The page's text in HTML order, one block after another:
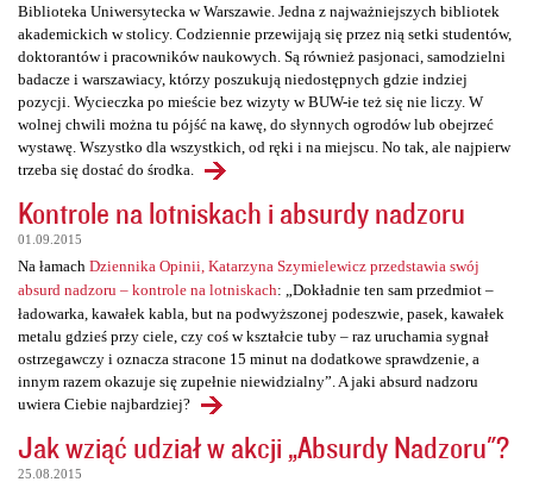
Biblioteka Uniwersytecka w Warszawie. Jedna z najważniejszych bibliotek
akademickich w stolicy. Codziennie przewijają się przez nią setki studentów,
doktorantów i pracowników naukowych. Są również pasjonaci, samodzielni
badacze i warszawiacy, którzy poszukują niedostępnych gdzie indziej
pozycji. Wycieczka po mieście bez wizyty w BUW-ie też się nie liczy. W
wolnej chwili można tu pójść na kawę, do słynnych ogrodów lub obejrzeć
wystawę. Wszystko dla wszystkich, od ręki i na miejscu. No tak, ale najpierw
trzeba się dostać do środka.
Kontrole na lotniskach i absurdy nadzoru
01.09.2015
Na łamach Dziennika Opinii, Katarzyna Szymielewicz przedstawia swój
absurd nadzoru – kontrole na lotniskach: „Dokładnie ten sam przedmiot –
ładowarka, kawałek kabla, but na podwyższonej podeszwie, pasek, kawałek
metalu gdzieś przy ciele, czy coś w kształcie tuby – raz uruchamia sygnał
ostrzegawczy i oznacza stracone 15 minut na dodatkowe sprawdzenie, a
innym razem okazuje się zupełnie niewidzialny”. A jaki absurd nadzoru
uwiera Ciebie najbardziej?
Jak wziąć udział w akcji „Absurdy Nadzoru"?
25.08.2015